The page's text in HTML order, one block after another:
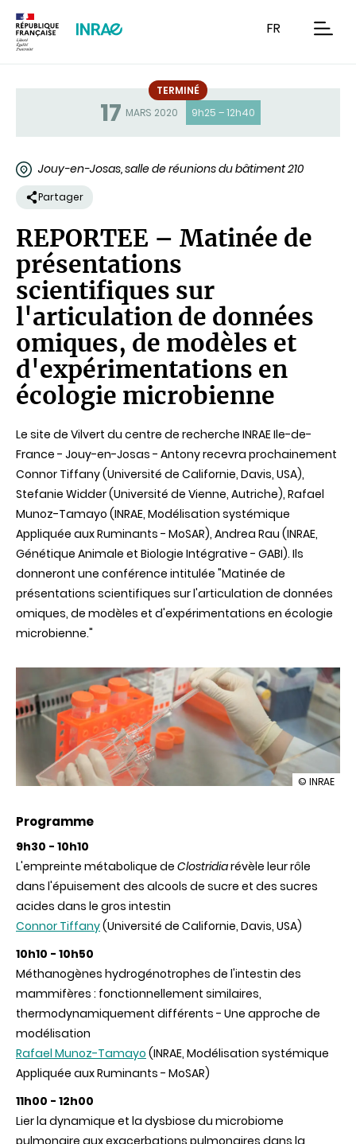
FR
17 MARS 2020 9h25 – 12h40
Statut
TERMINÉ
Jouy-en-Josas, salle de réunions du bâtiment 210
Partager
REPORTEE – Matinée de
présentations
scientifiques sur
l'articulation de données
omiques, de modèles et
d'expérimentations en
écologie microbienne
Le site de Vilvert du centre de recherche INRAE Ile-de-
France - Jouy-en-Josas - Antony recevra prochainement
Connor Tiffany (Université de Californie, Davis, USA),
Stefanie Widder (Université de Vienne, Autriche), Rafael
Munoz-Tamayo (INRAE, Modélisation systémique
Appliquée aux Ruminants - MoSAR), Andrea Rau (INRAE,
Génétique Animale et Biologie Intégrative - GABI). Ils
donneront une conférence intitulée "Matinée de
présentations scientifiques sur l'articulation de données
omiques, de modèles et d'expérimentations en écologie
microbienne."
illustration
données
omiques,
et
écologie
© INRAE
Programme
9h30 - 10h10
L'empreinte métabolique de Clostridiarévèle leur rôle
dans l'épuisement des alcools de sucre et des sucres
acides dans le gros intestin
Connor Tiffany(Université de Californie, Davis, USA)
10h10 - 10h50
Méthanogènes hydrogénotrophes de l'intestin des
mammifères : fonctionnellement similaires,
thermodynamiquement différents - Une approche de
modélisation
Rafael Munoz-Tamayo (INRAE, Modélisation systémique
Appliquée aux Ruminants - MoSAR)
11h00 - 12h00
Lier la dynamique et la dysbiose du microbiome
pulmonaire aux exacerbations pulmonaires dans la